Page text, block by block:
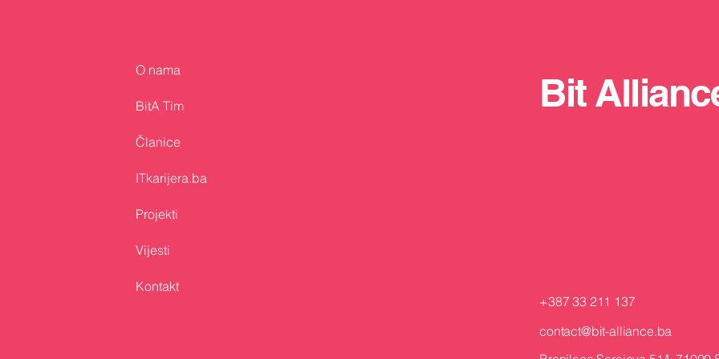
predstavljena na GITEX
AI i Industry 4.0 u praksi: 6
platformi za MSP sektor
O nama
BitA Tim
Članice
ITkarijera.ba
Projekti
Vijesti
Kontakt
Bit
+387 33 211 137
contact@bit-alliance.ba